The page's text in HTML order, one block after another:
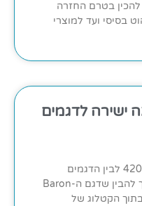
להכין בטרם החזרה
בסיסי ועד למוצרי
השוואה ישירה לדגמים
מי שמתלבט בין דגם ברויל קינג 420 לבין הדגמים
האחרים בטווח המחיר שלו, צריך להבין שדגם ה-Baron